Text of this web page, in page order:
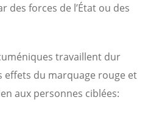
des forces de l’État ou des
travaillent dur
effets du marquage rouge et
aux personnes ciblées: